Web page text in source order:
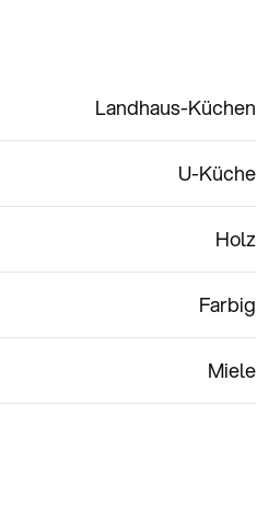
Landhaus-Küchen
U-Küche
Holz
Farbig
Miele